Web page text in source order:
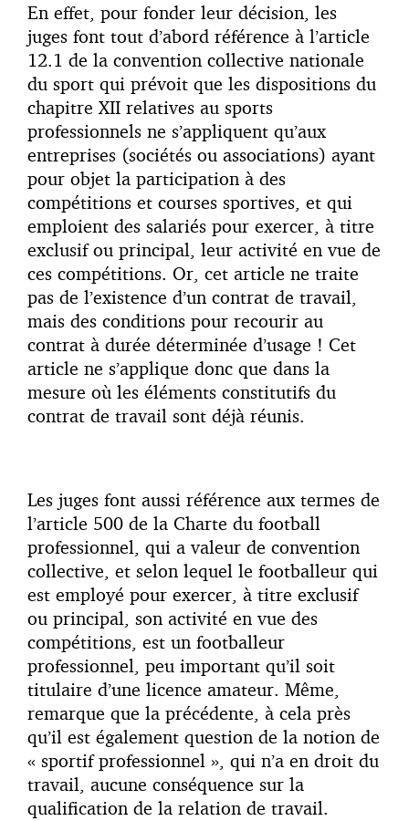
En effet, pour fonder leur décision, les
juges font tout d’abord référence à l’article
12.1 de la convention collective nationale
du sport qui prévoit que les dispositions du
chapitre XII relatives au sports
professionnels ne s’appliquent qu’aux
entreprises (sociétés ou associations) ayant
pour objet la participation à des
compétitions et courses sportives, et qui
emploient des salariés pour exercer, à titre
exclusif ou principal, leur activité en vue de
ces compétitions. Or, cet article ne traite
pas de l’existence d’un contrat de travail,
mais des conditions pour recourir au
contrat à durée déterminée d’usage ! Cet
article ne s’applique donc que dans la
mesure où les éléments constitutifs du
contrat de travail sont déjà réunis.
Les juges font aussi référence aux termes de
l’article 500 de la Charte du football
professionnel, qui a valeur de convention
collective, et selon lequel le footballeur qui
est employé pour exercer, à titre exclusif
ou principal, son activité en vue des
compétitions, est un footballeur
professionnel, peu important qu’il soit
titulaire d’une licence amateur. Même,
remarque que la précédente, à cela près
qu’il est également question de la notion de
« sportif professionnel », qui n’a en droit du
travail, aucune conséquence sur la
qualification de la relation de travail.